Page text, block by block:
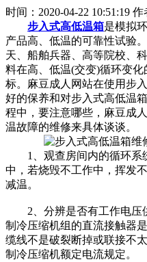
时间：2020-04-22 10:51:19
步入式高低温箱是模拟
产品高、低温的可靠性试验
天、船舶兵器、高等院校、
料在高、低温(交变)循环变
标。麻豆成人网站在使用步
好的保养和对步入式高低温
程中，要注意哪些，麻豆成
温故障的维修来具体谈谈。
1、观查房间内的循环系
中，若烧毁不工作中，挥发
减温。
2、分辨是否有工作电压
制冷压缩机组的直流接触器
缆线不是破裂断掉或联接不
制冷压缩机额定电流规定。